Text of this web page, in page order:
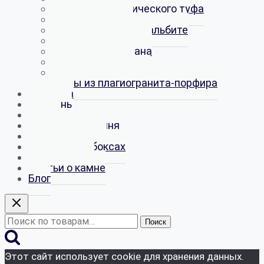
Шары из вулканического туфа
Шары из эгирина в альбите
Шары из обсидиана
Шары из плагиогранита-порфира
Галтовка
Кремень
Магниты из камня
Минералы в боксах
Статьи о камне
Блог
Искать: Поиск
Этот сайт использует cookie для хранения данных.